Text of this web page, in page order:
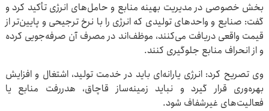
بخش خصوصی در مدیریت بهینه منابع و حامل‌های انرژی تأکید کرد و
گفت: صنایع و واحدهای تولیدی که انرژی را با نرخ ترجیحی و پایین‌تر از
قیمت واقعی دریافت می‌کنند، موظف‌اند در مصرف آن صرفه‌جویی کرده
و از انحراف منابع جلوگیری کنند.
وی تصریح کرد: انرژی یارانه‌ای باید در خدمت تولید، اشتغال و افزایش
بهره‌وری قرار گیرد و نباید زمینه‌ساز قاچاق، هدررفت منابع یا
فعالیت‌های غیرشفاف شود.